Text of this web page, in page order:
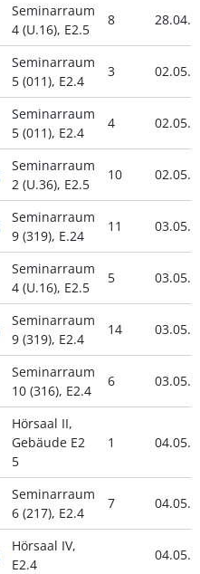
Seminarraum
4 (U.16), E2.5
8
Seminarraum
5 (011), E2.4
3
Seminarraum
5 (011), E2.4
4
Seminarraum
2 (U.36), E2.5
10
Seminarraum
9 (319), E.24
11
Seminarraum
4 (U.16), E2.5
5
Seminarraum
9 (319), E2.4
14
Seminarraum
10 (316), E2.4
6
Hörsaal II,
Gebäude E2
5
1
Seminarraum
6 (217), E2.4
7
Hörsaal IV,
E2.4